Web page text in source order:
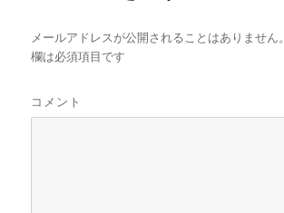
メールアドレスが公開されることはありません。
欄は必須項目です
コメント